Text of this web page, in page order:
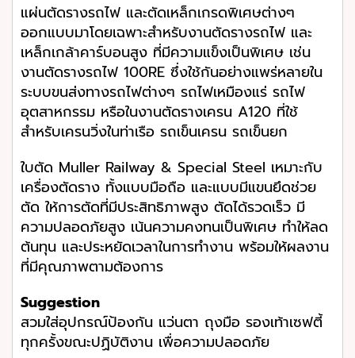
แผ่นตัดรางรถไฟ และตัดเหล็กเกรดพิเศษต่างๆ
ออกแบบมาโดยเฉพาะสำหรับงานตัดรางรถไฟ และ
เหล็กเกล้าคาร์บอนสูง ที่มีความแข็งเป็นพิเศษ เช่น
งานตัดรางรถไฟ 100RE ซึ่งใช้กันอย่างแพร่หลายใน
ระบบขนส่งทางรถไฟต่างๆ รถไฟเหมืองแร่ รถไฟ
อุตสาหกรรม หรือในงานตัดรางเครน A120 ที่ใช้
สำหรับเครนวิ่งในท่าเรือ รถเข็นเครน รถเข็นยก
ใบตัด Muller Railway & Special Steel เหมาะกับ
เครื่องตัดราง ทั้งแบบมือถือ และแบบมีแขนยึดช่วย
ตัด ให้การตัดที่มีประสิทธิภาพสูง ตัดได้รวดเร็ว มี
ความปลอดภัยสูง เน้นความคงทนเป็นพิเศษ ทำให้ลด
ต้นทุน และประหยัดเวลาในการทำงาน พร้อมให้ผลงาน
ที่มีคุณภาพตามต้องการ
Suggestion
สวมใส่อุปกรณ์ป้องกัน แว่นตา ถุงมือ รองเท้าเซฟตี้
ทุกครั้งขณะปฏิบัติงาน เพื่อความปลอดภัย